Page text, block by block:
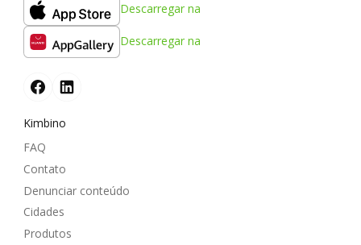
Descarregar na
Descarregar na
Kimbino
FAQ
Contato
Denunciar conteúdo
Cidades
Produtos